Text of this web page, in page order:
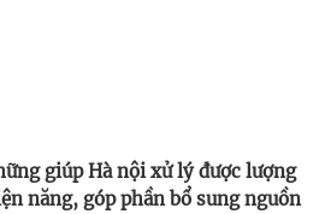
giúp Hà nội xử lý được lượng
năng, góp phần bổ sung nguồn